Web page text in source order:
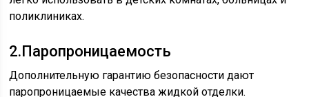
поликлиниках.
2.Паропроницаемость
Дополнительную гарантию безопасности дают
паропроницаемые качества жидкой отделки.